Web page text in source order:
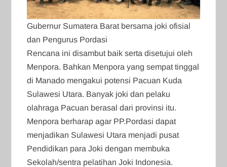
Gubernur Sumatera Barat bersama joki ofisial
dan Pengurus Pordasi
Rencana ini disambut baik serta disetujui oleh
Menpora. Bahkan Menpora yang sempat tinggal
di Manado mengakui potensi Pacuan Kuda
Sulawesi Utara. Banyak joki dan pelaku
olahraga Pacuan berasal dari provinsi itu.
Menpora berharap agar PP.Pordasi dapat
menjadikan Sulawesi Utara menjadi pusat
Pendidikan para Joki dengan membuka
Sekolah/sentra pelatihan Joki Indonesia.